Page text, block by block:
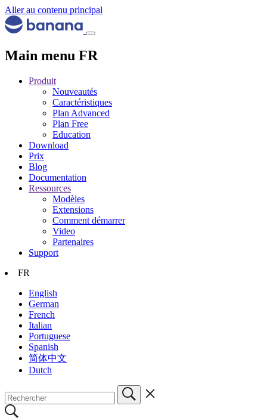
Aller au contenu principal
Main menu FR
Produit
Nouveautés
Caractéristiques
Plan Advanced
Plan Free
Education
Download
Prix
Blog
Documentation
Ressources
Modèles
Extensions
Comment démarrer
Video
Partenaires
Support
FR
English
German
French
Italian
Portuguese
Spanish
简体中文
Dutch